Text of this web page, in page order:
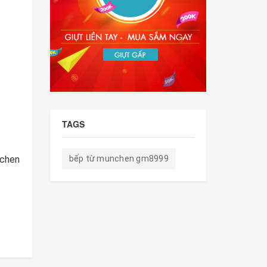
TAGS
bếp từ munchen gm8999